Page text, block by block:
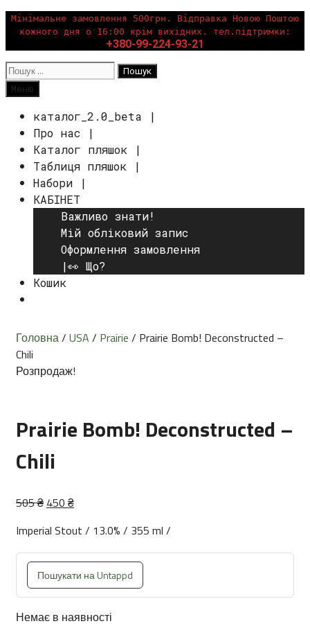
Перейти
вмісту
Мінімальне замовлення 500грн. Відправка Новою Поштою
кожного дня о 16:00 крім вихідних. тел.підтримки:
+380-99-224-93-21
Пошук:
Пошук
Меню
каталог_2.0_beta |
Про нас |
Каталог пляшок |
Таблиця пляшок |
Набори |
КАБІНЕТ
Важливо знати!
Мій обліковий запис
Оформлення замовлення
|👀 Що?
Кошик
Головна/ USA / Prairie / Prairie Bomb! Deconstructed –
Chili
Розпродаж!
Prairie Bomb! Deconstructed –
Chili
505₴ Оригінальна
505 ₴.
450 ₴Поточна
450 ₴.
Imperial Stout / 13.0% / 355 ml /
Пошукати на Untappd
Немає в наявності